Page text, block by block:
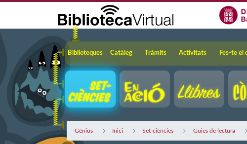
Navegació
Biblioteques Catàleg Tràmits Activitats Fes-te el
Gènius Inici Set-ciències Guies de lectura